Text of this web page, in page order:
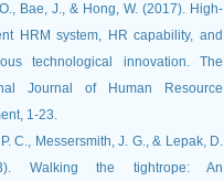
Bae, J., & Hong, W. (2017). High-
HRM system, HR capability, and
technological innovation. The
Journal of Human Resource
1-23.
C., Messersmith, J. G., & Lepak, D.
Walking the tightrope: An